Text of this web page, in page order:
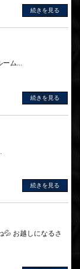
続きを見る
ム...
続きを見る
続きを見る
💦 お越しになるさ